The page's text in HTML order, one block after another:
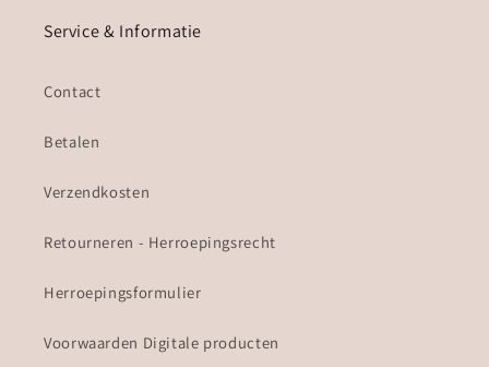
Service & Informatie
Contact
Betalen
Verzendkosten
Retourneren - Herroepingsrecht
Herroepingsformulier
Voorwaarden Digitale producten